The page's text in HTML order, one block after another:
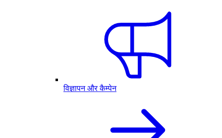
विज्ञापन और कैम्पेन